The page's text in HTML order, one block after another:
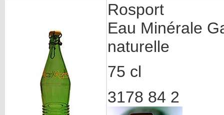
Rosport
Eau Minérale
naturelle
75 cl
3178 84 2